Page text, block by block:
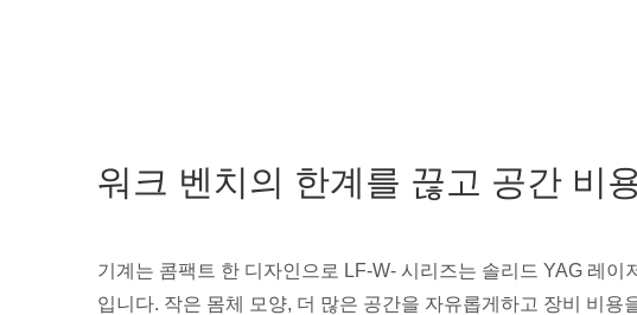
워크 벤치의 한계를 끊고 공간 비
기계는 콤팩트 한 디자인으로 LF-W- 시리즈는 솔리드 YAG 레이
입니다. 작은 몸체 모양, 더 많은 공간을 자유롭게하고 장비 비용